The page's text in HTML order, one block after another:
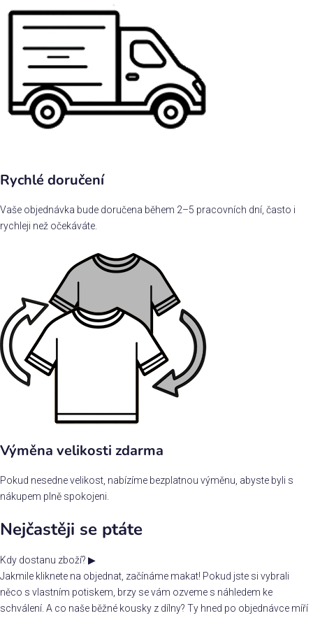
Rychlé doručení
Vaše objednávka bude doručena během 2–5 pracovních dní, často i
rychleji než očekáváte.
Výměna velikosti zdarma
Pokud nesedne velikost, nabízíme bezplatnou výměnu, abyste byli s
nákupem plně spokojeni.
Nejčastěji se ptáte
Kdy dostanu zboží? ▶
Jakmile kliknete na objednat, začínáme makat! Pokud jste si vybrali
něco s vlastním potiskem, brzy se vám ozveme s náhledem ke
schválení. A co naše běžné kousky z dílny? Ty hned po objednávce míří